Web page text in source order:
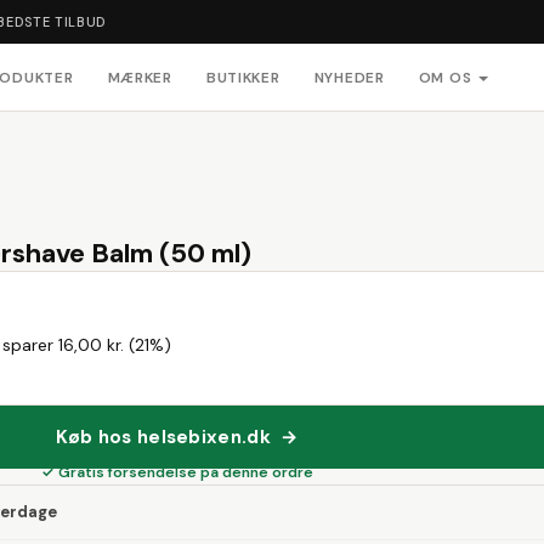
TILBUD
MÆRKER BUTIKKER NYHEDER OM OS
Balm (50 ml)
16,00 kr. (21%)
Køb hos helsebixen.dk →
✓ Gratis forsendelse på denne ordre